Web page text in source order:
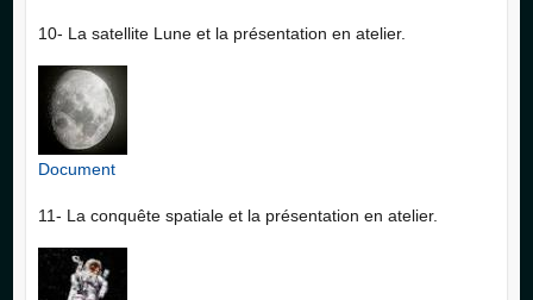
10- La satellite Lune et la présentation en atelier.
Document
11- La conquête spatiale et la présentation en atelier.